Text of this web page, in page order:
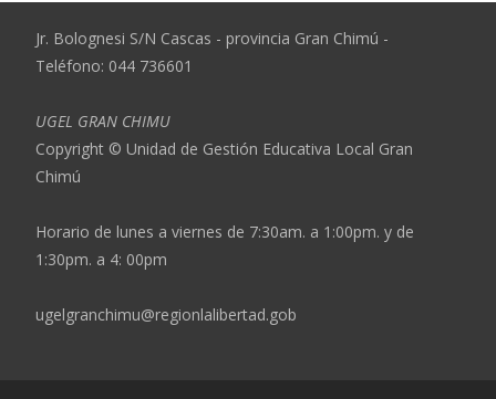
Jr. Bolognesi S/N Cascas - provincia Gran Chimú -
Teléfono: 044 736601
UGEL GRAN CHIMU
Copyright © Unidad de Gestión Educativa Local Gran
Chimú
Horario de lunes a viernes de 7:30am. a 1:00pm. y de
1:30pm. a 4: 00pm
ugelgranchimu@regionlalibertad.gob